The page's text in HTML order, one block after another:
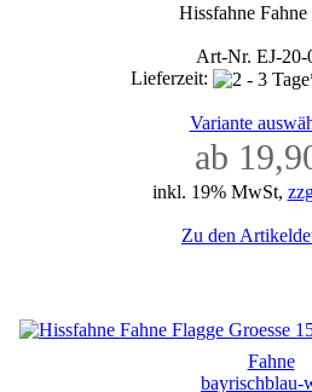
Hissfahne Fahne
Art-Nr. EJ-20-
Lieferzeit:
Variante
ab
inkl. 19% MwSt,
Zu den
Fahne
bayrischblau-